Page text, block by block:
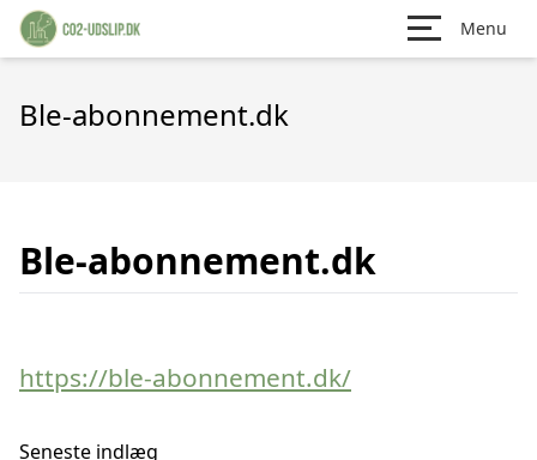
Menu
Ble-abonnement.dk
Ble-abonnement.dk
https://ble-abonnement.dk/
Seneste indlæg